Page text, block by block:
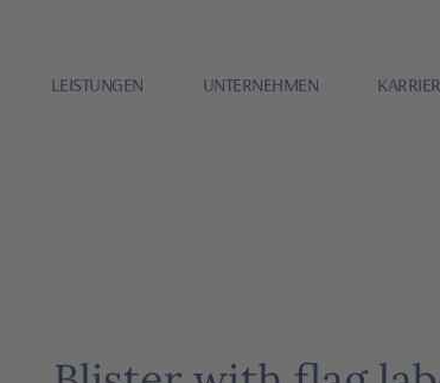
LEISTUNGEN UNTERNEHMEN